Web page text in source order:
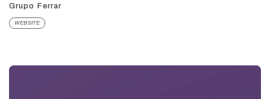
Grupo Ferrar
WEBSITE